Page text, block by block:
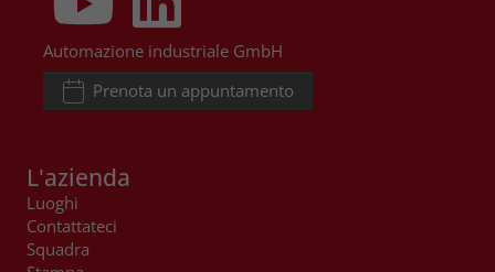
Automazione industriale GmbH
Prenota un appuntamento
L'azienda
Luoghi
Contattateci
Squadra